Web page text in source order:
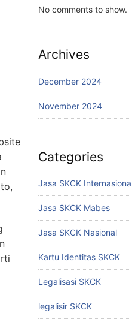
No comments to show.
Archives
December 2024
November 2024
Categories
Jasa SKCK
Jasa SKCK Mabes
Jasa SKCK Nasional
Kartu Identitas SKCK
Legalisasi SKCK
legalisir SKCK